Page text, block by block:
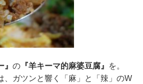
』の 『羊キーマ的麻婆豆腐』
を。
、ガツンと響く「麻」と「辣」のW